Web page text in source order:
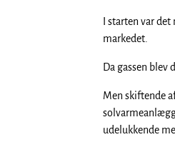
I starten var
markedet.
Da gassen
Men skiftende
udelukkende